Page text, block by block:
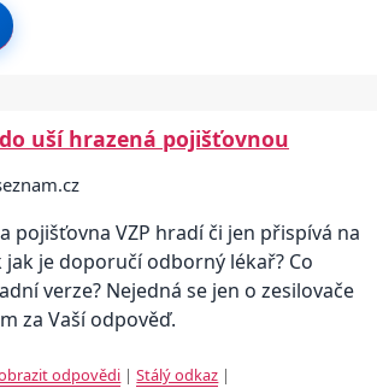
uší hrazená pojišťovnou
pojišťovna VZP hradí či jen přispívá na
je doporučí odborný lékař? Co
verze? Nejedná se jen o zesilovače
za Vaší odpověď.
odpovědi |Stálý odkaz |